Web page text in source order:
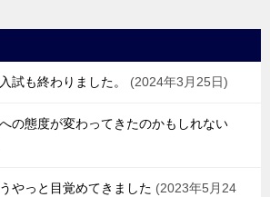
試も終わりました。 2024年3月25日
の態度が変わってきたのかもしれない
やっと目覚めてきました
2023年5月24